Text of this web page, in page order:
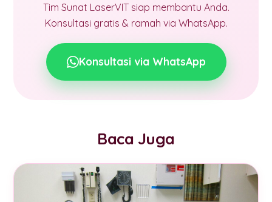
Tim Sunat LaserVIT siap membantu Anda.
Konsultasi gratis & ramah via WhatsApp.
Konsultasi via WhatsApp
Baca Juga